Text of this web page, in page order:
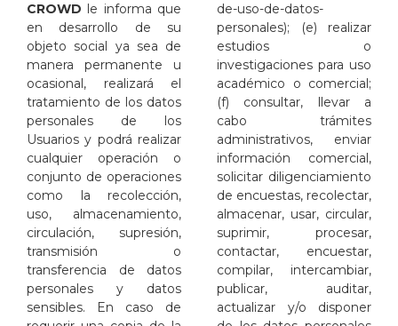
CROWD le informa que
en desarrollo de su
objeto social ya sea de
manera permanente u
ocasional, realizará el
tratamiento de los datos
personales de los
Usuarios y podrá realizar
cualquier operación o
conjunto de operaciones
como la recolección,
uso, almacenamiento,
circulación, supresión,
transmisión o
transferencia de datos
personales y datos
sensibles. En caso de
de-uso-de-datos-
personales); (e) realizar
estudios o
investigaciones para uso
académico o comercial;
(f) consultar, llevar a
cabo trámites
administrativos, enviar
información comercial,
solicitar diligenciamiento
de encuestas, recolectar,
almacenar, usar, circular,
suprimir, procesar,
contactar, encuestar,
compilar, intercambiar,
publicar, auditar,
actualizar y/o disponer